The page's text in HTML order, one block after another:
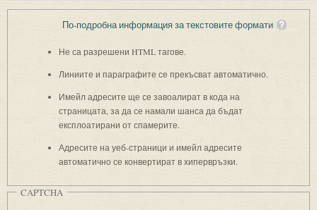
По-подробна информация за текстовите формати
Не са разрешени HTML тагове.
Линиите и параграфите се прекъсват автоматично.
Имейл адресите ще се завоалират в кода на
страницата, за да се намали шанса да бъдат
експлоатирани от спамерите.
Адресите на уеб-страници и имейл адресите
автоматично се конвертират в хипервръзки.
CAPTCHA